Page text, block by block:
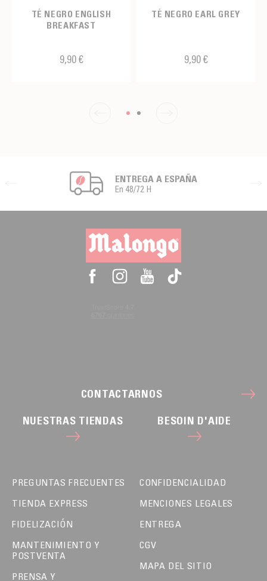
TÉ NEGRO ENGLISH
BREAKFAST
9,90 €
TÉ NEGRO EARL GREY
9,90 €
ENTREGA A ESPAÑA
En 48/72 H
CONTACTARNOS
NUESTRAS TIENDAS BESOIN D'AIDE
PREGUNTAS FRECUENTES
TIENDA EXPRESS
FIDELIZACIÓN
MANTENIMIENTO Y
POSTVENTA
PRENSA Y
CONFIDENCIALIDAD
MENCIONES LEGALES
ENTREGA
CGV
MAPA DEL SITIO